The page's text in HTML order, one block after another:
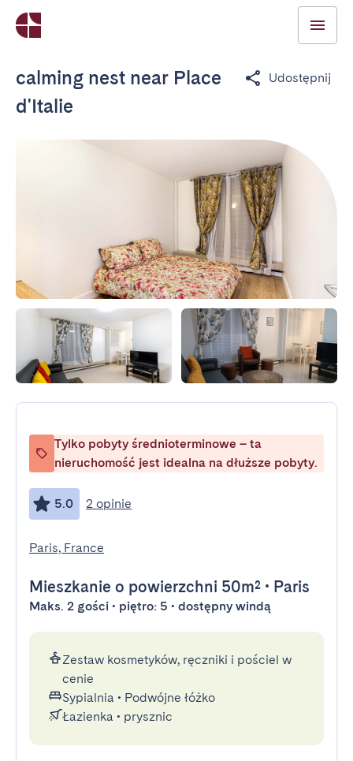
calming nest near Place
d'Italie
Udostępnij
Tylko pobyty średnioterminowe – ta
nieruchomość jest idealna na dłuższe pobyty.
5.0 2 opinie
Paris, France
Mieszkanie o powierzchni 50m² • Paris
Maks. 2 gości • piętro: 5 • dostępny windą
Zestaw kosmetyków, ręczniki i pościel w
cenie
Sypialnia • Podwójne łóżko
Łazienka • prysznic